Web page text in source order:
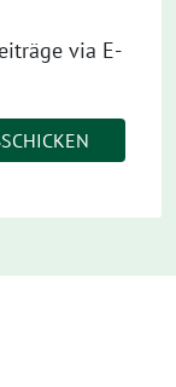
via E-